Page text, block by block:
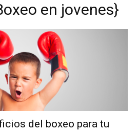
en jovenes}
del boxeo para tu